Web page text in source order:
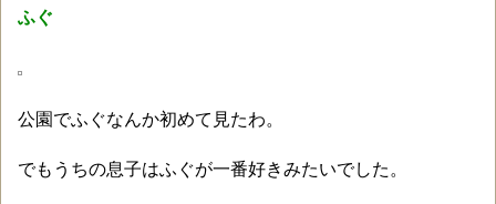
ふぐ
公園でふぐなんか初めて見たわ。
でもうちの息子はふぐが一番好きみたいでした。